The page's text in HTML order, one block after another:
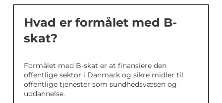
Hvad er formålet med B-
skat?
Formålet med B-skat er at finansiere den
offentlige sektor i Danmark og sikre midler til
offentlige tjenester som sundhedsvæsen og
uddannelse.